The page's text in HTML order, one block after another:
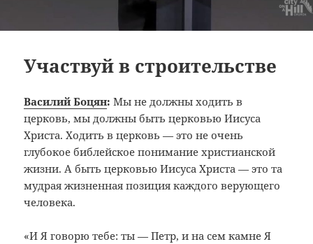
Участвуй в строительстве
Василий Боцян: Мы не должны ходить в
церковь, мы должны быть церковью Иисуса
Христа. Ходить в церковь — это не очень
глубокое библейское понимание христианской
жизни. А быть церковью Иисуса Христа — это та
мудрая жизненная позиция каждого верующего
человека.
«И Я говорю тебе: ты — Петр, и на сем камне Я